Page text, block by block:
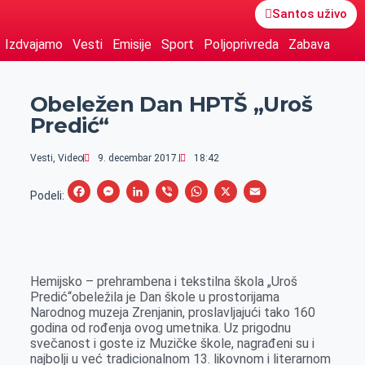
Santos uživo
Izdvajamo Vesti Emisije Sport Poljoprivreda Zabava
Obeležen Dan HPTŠ „Uroš
Predić“
Vesti, Video 9. decembar 2017. 18:42
Podeli:
F
b
o
o
k
M
e
n
g
e
L
e
d
I
n
V
r
W
s
A
p
p
X
E
l
Hemijsko – prehrambena i tekstilna škola „Uroš
Predić“obeležila je Dan škole u prostorijama
Narodnog muzeja Zrenjanin, proslavljajući tako 160
godina od rođenja ovog umetnika. Uz prigodnu
svečanost i goste iz Muzičke škole, nagrađeni su i
najbolji u već tradicionalnom 13. likovnom i literarnom